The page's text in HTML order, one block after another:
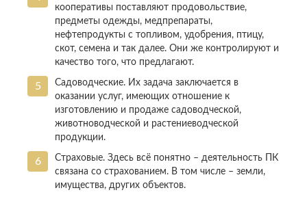
кооперативы поставляют продовольствие,
предметы одежды, медпрепараты,
нефтепродукты с топливом, удобрения, птицу,
скот, семена и так далее. Они же контролируют и
качество того, что предлагают.
Садоводческие. Их задача заключается в
оказании услуг, имеющих отношение к
изготовлению и продаже садоводческой,
животноводческой и растениеводческой
продукции.
Страховые. Здесь всё понятно – деятельность ПК
связана со страхованием. В том числе – земли,
имущества, других объектов.